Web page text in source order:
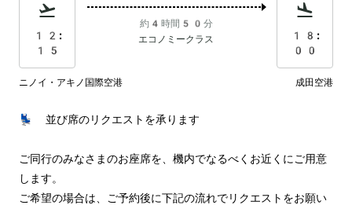
12:
15
約4時間50分
エコノミークラス
18:
00
ニノイ・アキノ国際空港 成田空港
💺 並び席のリクエストを承ります
ご同行のみなさまのお座席を、機内でなるべくお近くにご用意
します。
ご希望の場合は、ご予約後に下記の流れでリクエストをお願い